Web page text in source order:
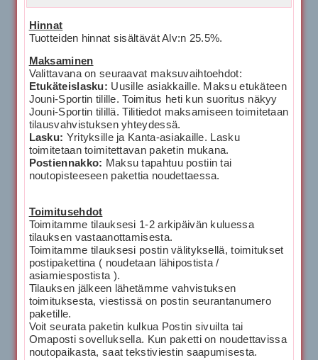
Hinnat
Tuotteiden hinnat sisältävät Alv:n 25.5%.
Maksaminen
Valittavana on seuraavat maksuvaihtoehdot:
Etukäteislasku: Uusille asiakkaille. Maksu etukäteen
Jouni-Sportin tilille. Toimitus heti kun suoritus näkyy
Jouni-Sportin tilillä. Tilitiedot maksamiseen toimitetaan
tilausvahvistuksen yhteydessä.
Lasku: Yrityksille ja Kanta-asiakaille. Lasku
toimitetaan toimitettavan paketin mukana.
Postiennakko: Maksu tapahtuu postiin tai
noutopisteeseen pakettia noudettaessa.
Toimitusehdot
Toimitamme tilauksesi 1-2 arkipäivän kuluessa
tilauksen vastaanottamisesta.
Toimitamme tilauksesi postin välityksellä, toimitukset
postipakettina ( noudetaan lähipostista /
asiamiespostista ).
Tilauksen jälkeen lähetämme vahvistuksen
toimituksesta, viestissä on postin seurantanumero
paketille.
Voit seurata paketin kulkua Postin sivuilta tai
Omaposti sovelluksella. Kun paketti on noudettavissa
noutopaikasta, saat tekstiviestin saapumisesta.